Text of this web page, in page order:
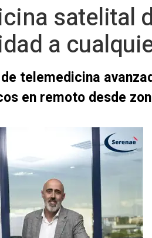
satelital
a
telemedicina
en remoto desde